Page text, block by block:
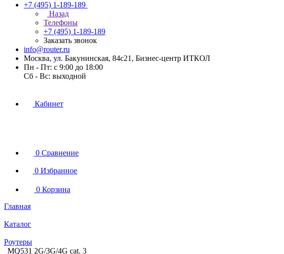
+7 (495) 1-189-189
Назад
Телефоны
+7 (495) 1-189-189
Заказать звонок
info@router.ru
Москва, ул. Бакунинская, 84с21, Бизнес-центр ИТКОЛ
Пн - Пт: с 9:00 до 18:00
Cб - Вс: выходной
Кабинет
0 Сравнение
0 Избранное
0 Корзина
Главная
Каталог
Роутеры
MQ531 2G/3G/4G cat. 3